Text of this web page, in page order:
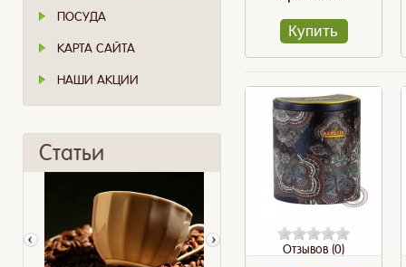
ПОСУДА
КАРТА САЙТА
НАШИ АКЦИИ
Статьи
Купить
Отзывов (0)